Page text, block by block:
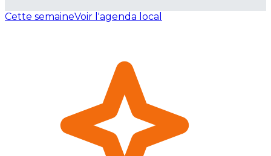
Cette semaineVoir l'agenda local